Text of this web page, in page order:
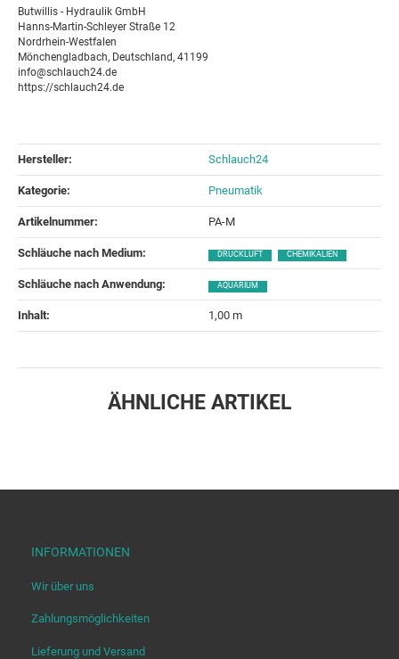
Butwillis - Hydraulik GmbH
Hanns-Martin-Schleyer Straße 12
Nordrhein-Westfalen
Mönchengladbach, Deutschland, 41199
info@schlauch24.de
https://schlauch24.de
Hersteller: Schlauch24
Kategorie: Pneumatik
Artikelnummer: PA-M
Schläuche nach Medium‍: DRUCKLUFT CHEMIKALIEN
Schläuche nach Anwendung‍: AQUARIUM
Inhalt‍: 1,00 m
ÄHNLICHE ARTIKEL
INFORMATIONEN
Wir über uns
Zahlungsmöglichkeiten
Lieferung und Versand